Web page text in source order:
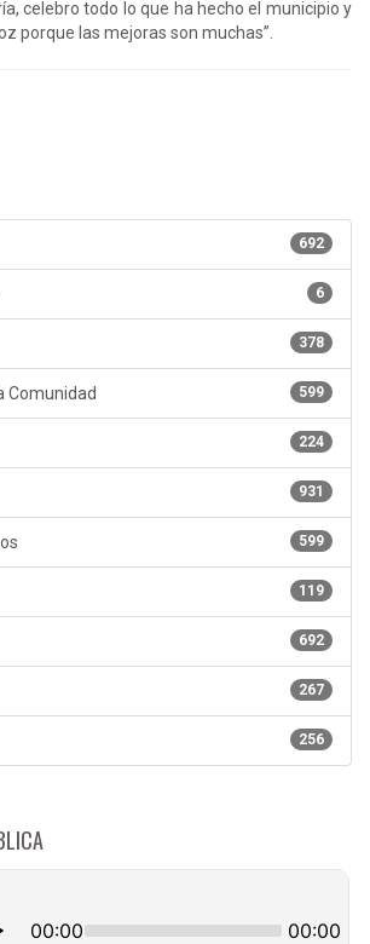
celebro todo lo que ha hecho el municipio y
porque las mejoras son muchas”.
692
6
378
599
Comunidad
224
931
599
119
692
267
256